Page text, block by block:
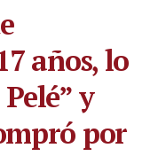
años, lo
y
por